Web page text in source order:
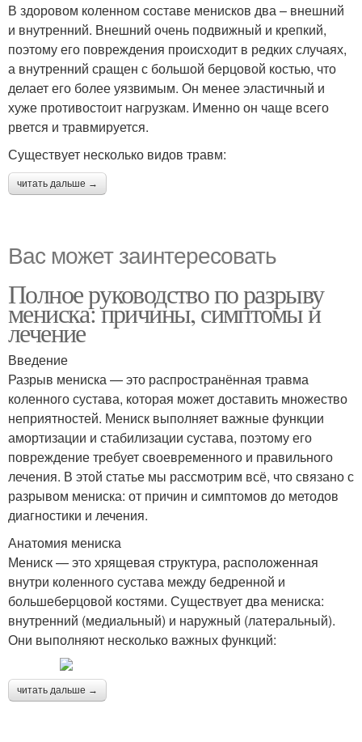
В здоровом коленном составе менисков два – внешний
и внутренний. Внешний очень подвижный и крепкий,
поэтому его повреждения происходит в редких случаях,
а внутренний сращен с большой берцовой костью, что
делает его более уязвимым. Он менее эластичный и
хуже противостоит нагрузкам. Именно он чаще всего
рвется и травмируется.
Существует несколько видов травм:
читать дальше →
Вас может заинтересовать
Полное руководство по разрыву
мениска: причины, симптомы и
лечение
Введение
Разрыв мениска — это распространённая травма
коленного сустава, которая может доставить множество
неприятностей. Мениск выполняет важные функции
амортизации и стабилизации сустава, поэтому его
повреждение требует своевременного и правильного
лечения. В этой статье мы рассмотрим всё, что связано с
разрывом мениска: от причин и симптомов до методов
диагностики и лечения.
Анатомия мениска
Мениск — это хрящевая структура, расположенная
внутри коленного сустава между бедренной и
большеберцовой костями. Существует два мениска:
внутренний (медиальный) и наружный (латеральный).
Они выполняют несколько важных функций:
читать дальше →